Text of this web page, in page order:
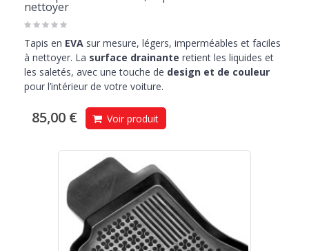
nettoyer
Tapis en EVA sur mesure, légers, imperméables et faciles
à nettoyer. La surface drainante retient les liquides et
les saletés, avec une touche de design et de couleur
pour l’intérieur de votre voiture.
85,00 € Voir produit